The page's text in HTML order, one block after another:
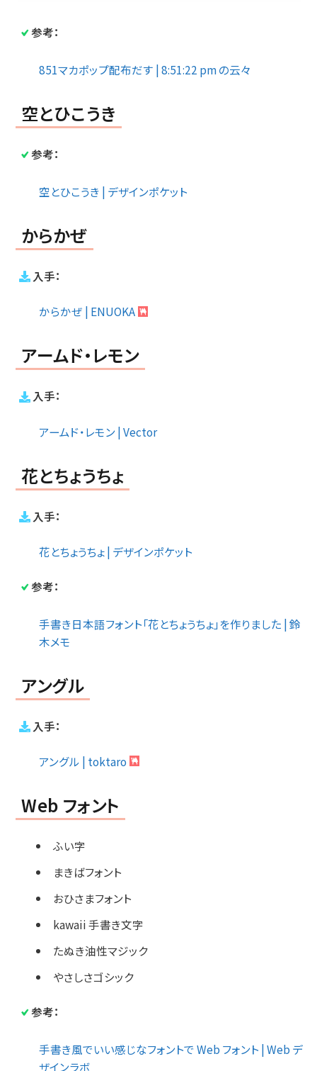
参考：
851マカポップ配布だす | 8:51:22 pm の云々
空とひこうき
参考：
空とひこうき | デザインポケット
からかぜ
入手：
からかぜ | ENUOKA
アームド・レモン
入手：
アームド・レモン | Vector
花とちょうちょ
入手：
花とちょうちょ | デザインポケット
参考：
手書き日本語フォント「花とちょうちょ」を作りました | 鈴
木メモ
アングル
入手：
アングル | toktaro
Web フォント
ふい字
まきばフォント
おひさまフォント
kawaii 手書き文字
たぬき油性マジック
やさしさゴシック
参考：
手書き風でいい感じなフォントで Web フォント | Web デ
ザインラボ